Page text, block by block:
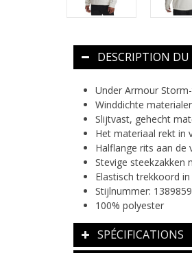
DESCRIPTION
Under Armour
Winddichte
Slijtvast, gehecht
Het materiaal rekt in
Halflange rits aan
Stevige steekzakken
Elastisch trekkoord
Stijlnummer: 1389859
100% polyester
SPÉCIFICATIONS